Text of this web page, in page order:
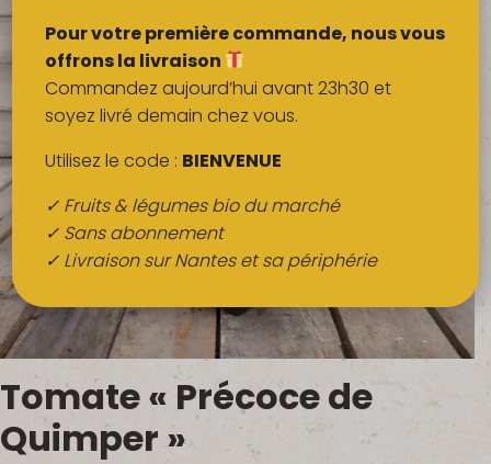
Boulangerie
Crémerie
Poissons
Épicerie sucrée
Épices
Boissons
QUI SOMMES-NOUS ?
FRUITS BIO AU BUREAU
NOS PRODUCTEURS
Tomate « Précoce de
Quimper »
Pour votre première commande, nous vous
offrons la livraison
Commandez aujourd’hui avant 23h30 et
soyez livré demain chez vous.
Utilisez le code : BIENVENUE
✓ Fruits & légumes bio du marché
✓ Sans abonnement
✓ Livraison sur Nantes et sa périphérie